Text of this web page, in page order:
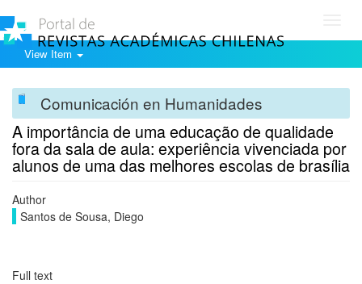
View Item
Comunicación en Humanidades
A importância de uma educação de qualidade
fora da sala de aula: experiência vivenciada por
alunos de uma das melhores escolas de brasília
Author
Santos de Sousa, Diego
Full text